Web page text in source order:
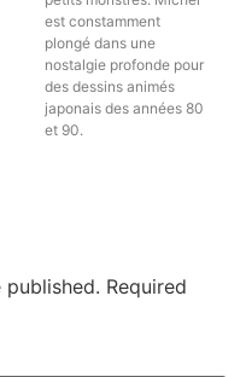
est constamment
plongé dans une
nostalgie profonde pour
des dessins animés
japonais des années 80
et 90.
Required